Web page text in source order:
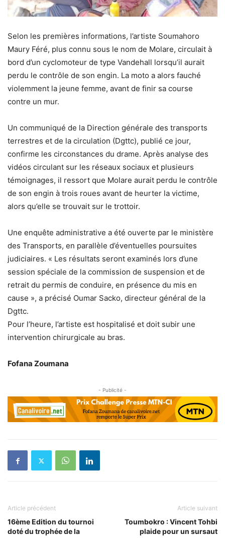
Selon les premières informations, l’artiste Soumahoro
Maury Féré, plus connu sous le nom de Molare, circulait à
bord d’un cyclomoteur de type Vandehall lorsqu’il aurait
perdu le contrôle de son engin. La moto a alors fauché
violemment la jeune femme, avant de finir sa course
contre un mur.
Un communiqué de la Direction générale des transports
terrestres et de la circulation (Dgttc), publié ce jour,
confirme les circonstances du drame. Après analyse des
vidéos circulant sur les réseaux sociaux et plusieurs
témoignages, il ressort que Molare aurait perdu le contrôle
de son engin à trois roues avant de heurter la victime,
alors qu’elle se trouvait sur le trottoir.
Une enquête administrative a été ouverte par le ministère
des Transports, en parallèle d’éventuelles poursuites
judiciaires. « Les résultats seront examinés lors d’une
session spéciale de la commission de suspension et de
retrait du permis de conduire, en présence du mis en
cause », a précisé Oumar Sacko, directeur général de la
Dgttc.
Pour l’heure, l’artiste est hospitalisé et doit subir une
intervention chirurgicale au bras.
Fofana Zoumana
- Publicité -
Article précédent
16ème Edition du tournoi
doté du trophée de la
Article suivant
Toumbokro : Vincent Tohbi
plaide pour un sursaut